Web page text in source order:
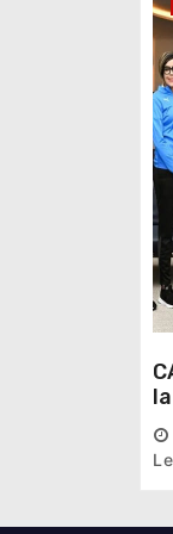
r
t
i
l